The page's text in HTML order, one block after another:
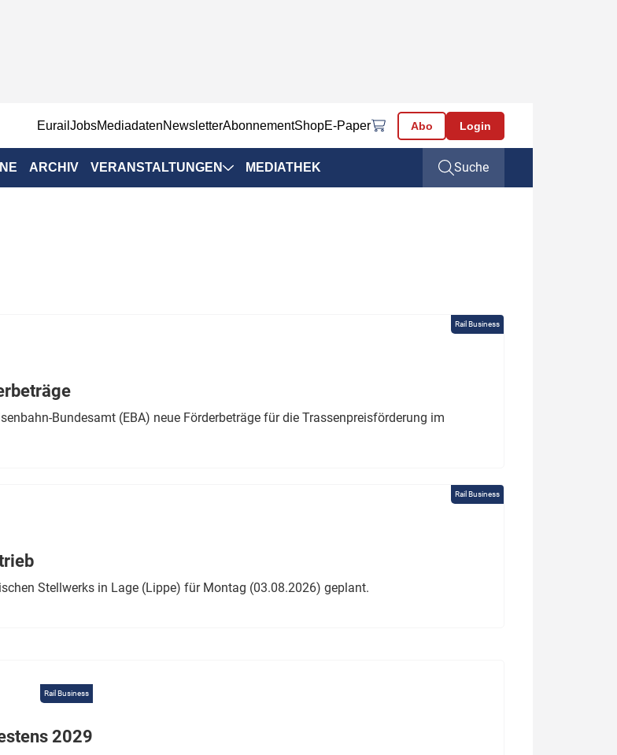
EurailJobsMediadatenNewsletterAbonnementShopE-Paper Abo Login
ARCHIV VERANSTALTUNGEN MEDIATHEK Suche
Rail Business
Bundesamt (EBA) neue Förderbeträge für die Trassenpreisförderung im
Rail Business
Stellwerks in Lage (Lippe) für Montag (03.08.2026) geplant.
Rail Business
2029